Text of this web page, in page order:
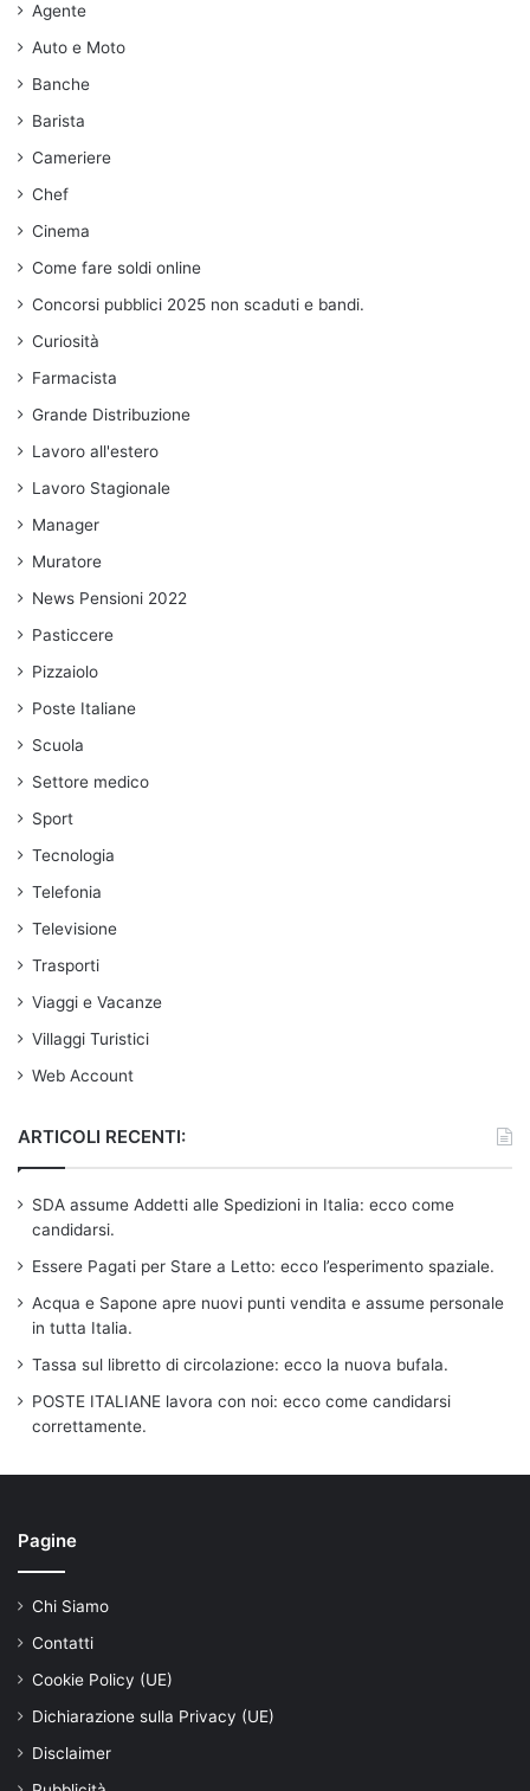
Agente
Auto e Moto
Banche
Barista
Cameriere
Chef
Cinema
Come fare soldi online
Concorsi pubblici 2025 non scaduti e bandi.
Curiosità
Farmacista
Grande Distribuzione
Lavoro all'estero
Lavoro Stagionale
Manager
Muratore
News Pensioni 2022
Pasticcere
Pizzaiolo
Poste Italiane
Scuola
Settore medico
Sport
Tecnologia
Telefonia
Televisione
Trasporti
Viaggi e Vacanze
Villaggi Turistici
Web Account
ARTICOLI RECENTI:
SDA assume Addetti alle Spedizioni in Italia: ecco come
candidarsi.
Essere Pagati per Stare a Letto: ecco l’esperimento spaziale.
Acqua e Sapone apre nuovi punti vendita e assume personale
in tutta Italia.
Tassa sul libretto di circolazione: ecco la nuova bufala.
POSTE ITALIANE lavora con noi: ecco come candidarsi
correttamente.
Pagine
Chi Siamo
Contatti
Cookie Policy (UE)
Dichiarazione sulla Privacy (UE)
Disclaimer